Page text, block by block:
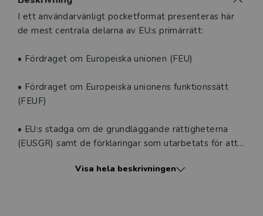
Beskrivning
I ett användarvänligt pocketformat presenteras här
de mest centrala delarna av EU:s primärrätt:
• Fördraget om Europeiska unionen (FEU)
• Fördraget om Europeiska unionens funktionssätt
(FEUF)
• EU:s stadga om de grundläggande rättigheterna
(EUSGR) samt de förklaringar som utarbetats för att
Visa hela beskrivningen